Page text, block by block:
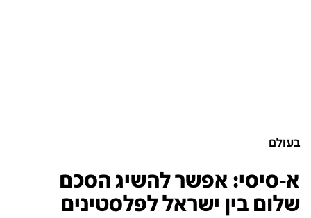
בעולם
א-סיסי: אפשר להשיג הסכם
שלום בין ישראל לפלסטינים